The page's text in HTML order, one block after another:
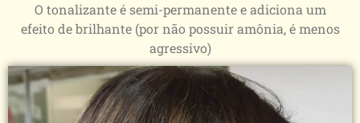
O tonalizante é semi-permanente e adiciona um
efeito de brilhante (por não possuir amônia, é menos
agressivo)